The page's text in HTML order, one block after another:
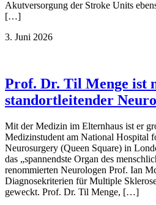
Akutversorgung der Stroke Units
[…]
3. Juni 2026
Prof. Dr. Til Menge ist
standortleitender
Mit der Medizin im Elternhaus ist er
Medizinstudent am National Hospital
Neurosurgery (Queen Square) in
das „spannendste Organ des
renommierten Neurologen Prof. Ian
Diagnosekriterien für Multiple
geweckt. Prof. Dr. Til Menge, […]